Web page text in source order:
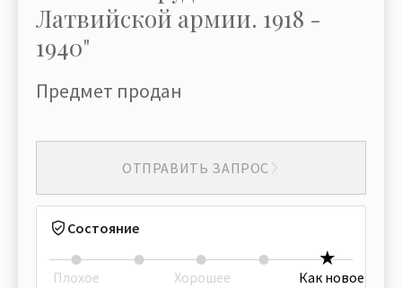
Латвийской армии. 1918 -
1940"
Предмет продан
ОТПРАВИТЬ ЗАПРОС
Состояние
Плохое Хорошее Как новое